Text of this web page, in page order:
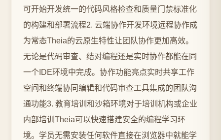
可开始开发统一的代码风格检查和质量门禁标准化
的构建和部署流程2. 云端协作开发环境远程协作成
为常态Theia的云原生特性让团队协作更加高效。
无论是代码审查、结对编程还是实时协作都能在同
一个IDE环境中完成。协作功能亮点实时共享工作
空间和终端协同编辑和代码审查工具集成的团队沟
通功能3. 教育培训和沙箱环境对于培训机构或企业
内部培训Theia可以快速搭建安全的编程学习环
境。学员无需安装任何软件直接在浏览器中就能学